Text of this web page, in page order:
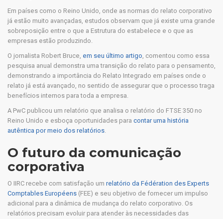
Em países como o Reino Unido, onde as normas do relato corporativo
já estão muito avançadas, estudos observam que já existe uma grande
sobreposição entre o que a Estrutura do estabelece e o que as
empresas estão produzindo.
O jornalista Robert Bruce, em seu último artigo, comentou como essa
pesquisa anual demonstra uma transição do relato para o pensamento,
demonstrando a importância do Relato Integrado em países onde o
relato já está avançado, no sentido de assegurar que o processo traga
benefícios internos para toda a empresa.
A PwC publicou um relatório que analisa o relatório do FTSE 350 no
Reino Unido e esboça oportunidades para contar uma história
autêntica por meio dos relatórios.
O futuro da comunicação
corporativa
O IIRC recebe com satisfação um relatório da Fédération des Experts
Comptables Européens (FEE) e seu objetivo de fornecer um impulso
adicional para a dinâmica de mudança do relato corporativo. Os
relatórios precisam evoluir para atender às necessidades das